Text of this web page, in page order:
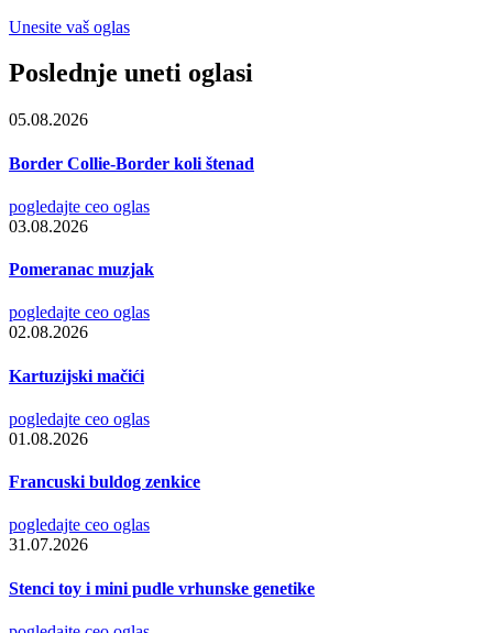
Unesite vaš oglas
Poslednje uneti oglasi
05.08.2026
Border Collie-Border koli štenad
pogledajte ceo oglas
03.08.2026
Pomeranac muzjak
pogledajte ceo oglas
02.08.2026
Kartuzijski mačići
pogledajte ceo oglas
01.08.2026
Francuski buldog zenkice
pogledajte ceo oglas
31.07.2026
Stenci toy i mini pudle vrhunske genetike